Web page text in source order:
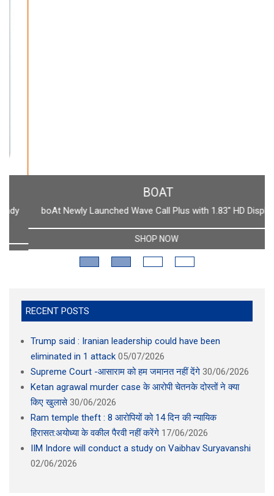
BOAT
boAt Newly Launched Wave Call Plus with 1.83" HD Display
SHOP NOW
RECENT POSTS
Trump said : Iranian leadership could have been
eliminated in 1 attack 05/07/2026
Supreme Court -आसाराम को हम जमानत नहीं देंगे 30/06/2026
Ketan agrawal murder case के आरोपी चेतनके दोस्तों ने क्या
किए खुलासे 30/06/2026
Ram temple theft : 8 आरोपियों को 14 दिन की न्यायिक
हिरासत:अयोध्या के वकील पैरवी नहीं करेंगे 17/06/2026
IIM Indore will conduct a study on Vaibhav Suryavanshi
02/06/2026